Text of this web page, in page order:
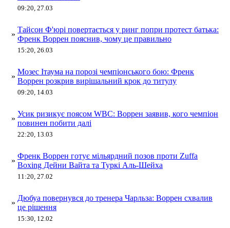
09:20, 27.03
»
Тайсон Ф'юрі повертається у ринг попри протест батька:
Френк Воррен пояснив, чому це правильно
15:20, 26.03
»
Мозес Ітаума на порозі чемпіонського бою: Френк
Воррен розкрив вирішальний крок до титулу
09:20, 14.03
»
Усик ризикує поясом WBC: Воррен заявив, кого чемпіон
повинен побити далі
22:20, 13.03
»
Френк Воррен готує мільярдний позов проти Zuffa
Boxing Дейни Вайта та Туркі Аль-Шейха
11:20, 27.02
»
Дюбуа повернувся до тренера Чарльза: Воррен схвалив
це рішення
15:30, 12.02